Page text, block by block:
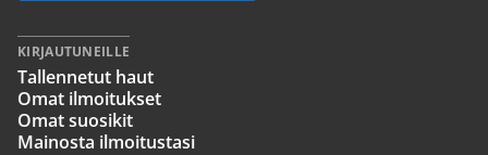
KIRJAUTUNEILLE
Tallennetut haut
Omat ilmoitukset
Omat suosikit
Mainosta ilmoitustasi